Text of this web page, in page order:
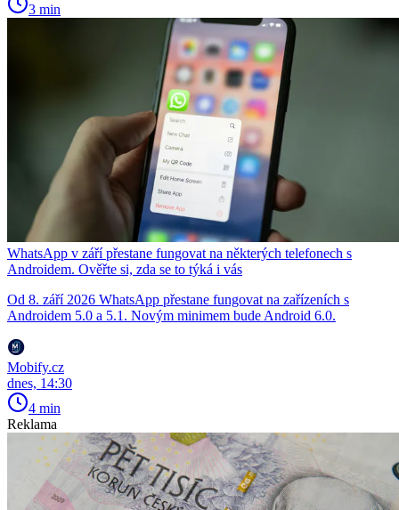
3 min
WhatsApp v září přestane fungovat na některých telefonech s
Androidem. Ověřte si, zda se to týká i vás
Od 8. září 2026 WhatsApp přestane fungovat na zařízeních s
Androidem 5.0 a 5.1. Novým minimem bude Android 6.0.
Mobify.cz
dnes, 14:30
4 min
Reklama